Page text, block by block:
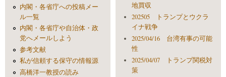
内閣・各省庁への投稿メー
ル一覧
内閣・各省庁や自治体・政
党へメールしよう
参考文献
私が信頼する保守の情報源
高橋洋一教授の読み
地買収
202505 トランプとウクラ
イナ戦争
2025/04/16 台湾有事の可能
性
2025/04/07 トランプ関税対
策